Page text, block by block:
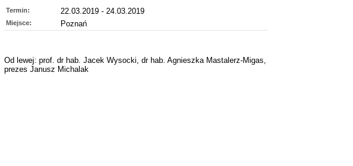
Termin: 22.03.2019 - 24.03.2019
Miejsce: Poznań
Od lewej: prof. dr hab. Jacek Wysocki, dr hab. Agnieszka Mastalerz-Migas,
prezes Janusz Michalak